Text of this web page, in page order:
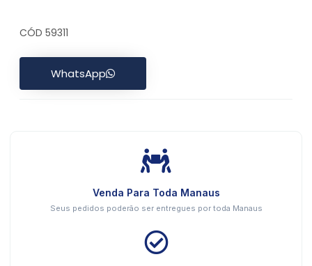
CÓD 59311
WhatsApp
Venda Para Toda Manaus
Seus pedidos poderão ser entregues por toda Manaus